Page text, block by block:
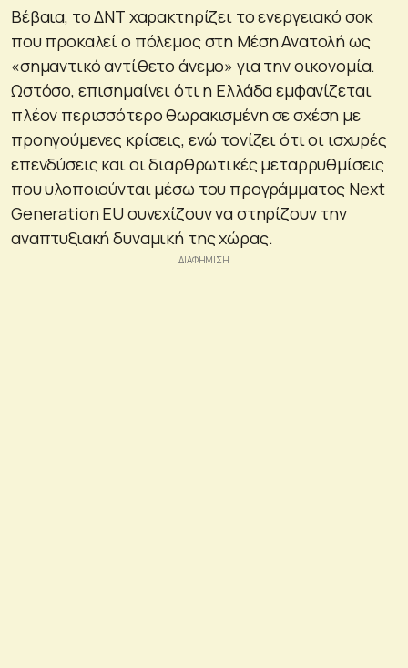
Βέβαια, το ΔΝΤ χαρακτηρίζει το ενεργειακό σοκ
που προκαλεί ο πόλεμος στη Μέση Ανατολή ως
«σημαντικό αντίθετο άνεμο» για την οικονομία.
Ωστόσο, επισημαίνει ότι η Ελλάδα εμφανίζεται
πλέον περισσότερο θωρακισμένη σε σχέση με
προηγούμενες κρίσεις, ενώ τονίζει ότι οι ισχυρές
επενδύσεις και οι διαρθρωτικές μεταρρυθμίσεις
που υλοποιούνται μέσω του προγράμματος Next
Generation EU συνεχίζουν να στηρίζουν την
αναπτυξιακή δυναμική της χώρας.